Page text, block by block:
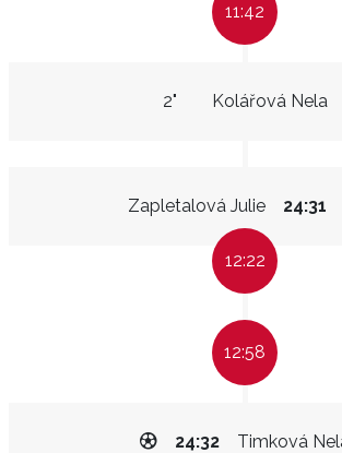
11:42
Kolářová Nela
2"
Zapletalová Julie 24:31
12:22
12:58
Timková
24:32